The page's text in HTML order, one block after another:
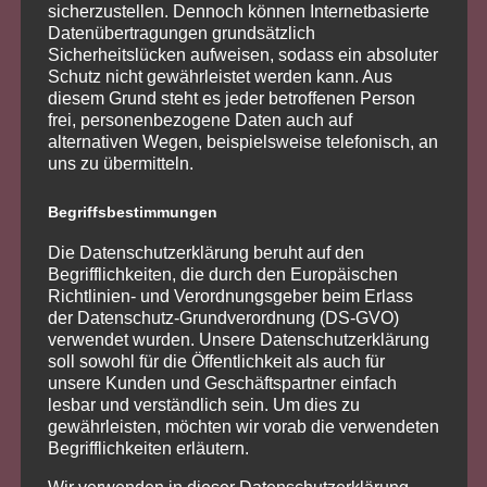
Endpunkt der S-Bahnstrecke Feucht-Altdorf, die
alle 20 bis 40 Minuten verkehrt und den
Nürnberger Hauptbahnhof in 30 Minuten erreicht.
Darüber hinaus befindet sich Altdorf in
unmittelbarer Nähe zu den Autobahnen
Bundesautobahn 3 und Bundesautobahn 6, die
sich am Autobahnkreuz Altdorf kreuzen. Zum
Dieser ist bequem über die Autobahn zu
im Ortsteil Weinhof, westlich von Altdorf bei
Nürnberg. Geschäfte des täglichen Bedarfs sowie
eine ausreichende medizinische Versorgung sind
in Altdorf bei Nürnberg vorhanden.
Objektdaten
Objektdaten: Kaltmiete : 550,00 € / monatlich
Nebenkosten: 220,00 € / monatlich
sicherzustellen. Dennoch können Internetbasierte
Datenübertragungen grundsätzlich
Sicherheitslücken aufweisen, sodass ein absoluter
Schutz nicht gewährleistet werden kann. Aus
diesem Grund steht es jeder betroffenen Person
frei, personenbezogene Daten auch auf
alternativen Wegen, beispielsweise telefonisch, an
uns zu übermitteln.
Begriffsbestimmungen
Die Datenschutzerklärung beruht auf den
Begrifflichkeiten, die durch den Europäischen
Richtlinien- und Verordnungsgeber beim Erlass
der Datenschutz-Grundverordnung (DS-GVO)
verwendet wurden. Unsere Datenschutzerklärung
soll sowohl für die Öffentlichkeit als auch für
unsere Kunden und Geschäftspartner einfach
lesbar und verständlich sein. Um dies zu
gewährleisten, möchten wir vorab die verwendeten
Begrifflichkeiten erläutern.